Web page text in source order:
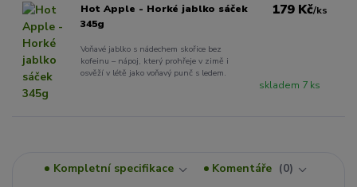
Hot Apple - Horké jablko sáček
345g
Voňavé jablko s nádechem skořice bez
kofeinu – nápoj, který prohřeje v zimě i
osvěží v létě jako voňavý punč s ledem.
179 Kč/ks
skladem 7 ks
Kompletní specifikace Komentáře
0